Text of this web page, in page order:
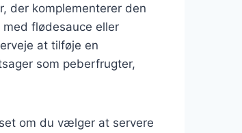
der komplementerer den
flødesauce eller
at tilføje en
som peberfrugter,
om du vælger at servere